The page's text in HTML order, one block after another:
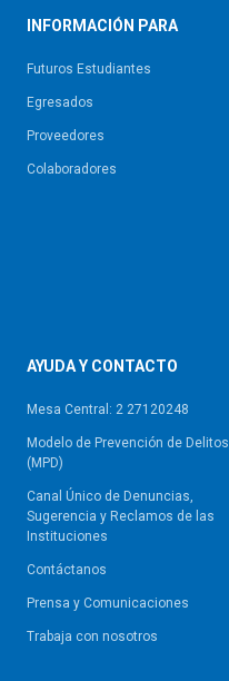
INFORMACIÓN PARA
Futuros Estudiantes
Egresados
Proveedores
Colaboradores
AYUDA Y CONTACTO
Mesa Central: 2 27120248
Modelo de Prevención de Delitos
(MPD)
Canal Único de Denuncias,
Sugerencia y Reclamos de las
Instituciones
Contáctanos
Prensa y Comunicaciones
Trabaja con nosotros